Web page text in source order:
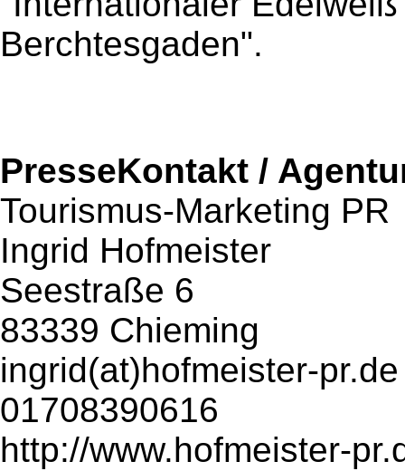
Berchtesgaden".
PresseKontakt /
Tourismus-Marketing PR
Ingrid Hofmeister
Seestraße 6
83339 Chieming
ingrid(at)hofmeister-pr.de
01708390616
http://www.hofmeister-